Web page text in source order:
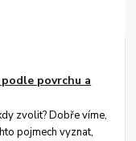
povrchu a
zvolit? Dobře víme,
pojmech vyznat,